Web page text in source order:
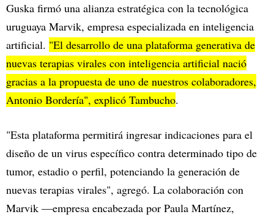
Guska firmó una alianza estratégica con la tecnológica
uruguaya Marvik, empresa especializada en inteligencia
artificial. "El desarrollo de una plataforma generativa de
nuevas terapias virales con inteligencia artificial nació
gracias a la propuesta de uno de nuestros colaboradores,
Antonio Bordería", explicó Tambucho.
"Esta plataforma permitirá ingresar indicaciones para el
diseño de un virus específico contra determinado tipo de
tumor, estadio o perfil, potenciando la generación de
nuevas terapias virales", agregó. La colaboración con
Marvik —empresa encabezada por Paula Martínez,